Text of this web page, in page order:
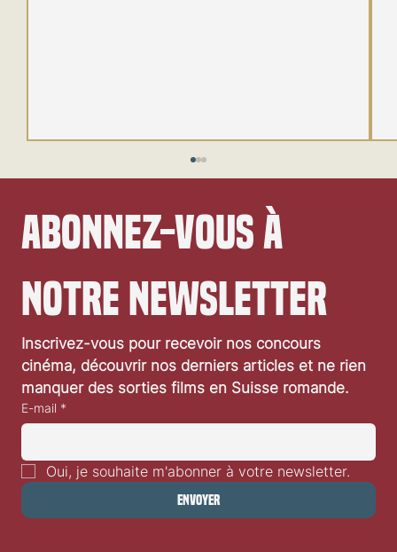
Une nouvelle version de L'Affaire Thomas Crown
en 2027 teaser
Abonnez-vous à
notre newsletter
Inscrivez-vous pour recevoir nos concours
cinéma, découvrir nos derniers articles et ne rien
manquer des sorties films en Suisse romande.
E-mail *
Oui, je souhaite m'abonner à votre newsletter.
Envoyer